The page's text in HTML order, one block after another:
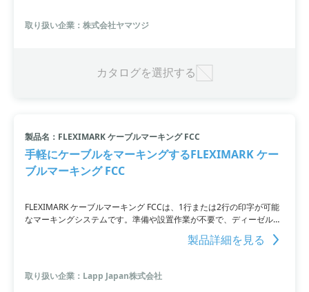
取り扱い企業：株式会社ヤマツジ
カタログを選択する
製品名：FLEXIMARK ケーブルマーキング FCC
手軽にケーブルをマーキングするFLEXIMARK ケー
ブルマーキング FCC
FLEXIMARK ケーブルマーキング FCCは、1行または2行の印字が可能
なマーキングシステムです。準備や設置作業が不要で、ディーゼル油
や化学薬品、UV光などにも耐性があります。黄地または白地に黒色の
印字が基本ですが、緑、青、赤でも製作可能です。製品詳細を見る
取り扱い企業：Lapp Japan株式会社